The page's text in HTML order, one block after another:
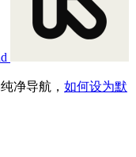
净导航， 如何设为默